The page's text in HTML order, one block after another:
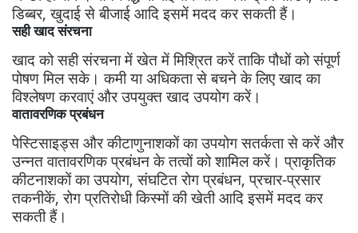
डिब्बर, खुदाई से बीजाई आदि इसमें मदद कर सकती हैं।
सही खाद संरचना
खाद को सही संरचना में खेत में मिश्रित करें ताकि पौधों को संपूर्ण
पोषण मिल सके। कमी या अधिकता से बचने के लिए खाद का
विश्लेषण करवाएं और उपयुक्त खाद उपयोग करें।
वातावरणिक प्रबंधन
पेस्टिसाइड्स और कीटाणुनाशकों का उपयोग सतर्कता से करें और
उन्नत वातावरणिक प्रबंधन के तत्वों को शामिल करें। प्राकृतिक
कीटनाशकों का उपयोग, संघटित रोग प्रबंधन, प्रचार-प्रसार
तकनीकें, रोग प्रतिरोधी किस्मों की खेती आदि इसमें मदद कर
सकती हैं।